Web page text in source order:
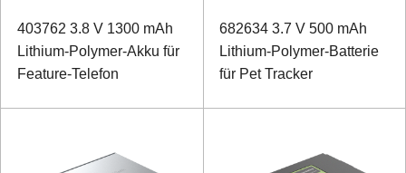
403762 3.8 V 1300 mAh
Lithium-Polymer-Akku für
Feature-Telefon
682634 3.7 V 500 mAh
Lithium-Polymer-Batterie
für Pet Tracker